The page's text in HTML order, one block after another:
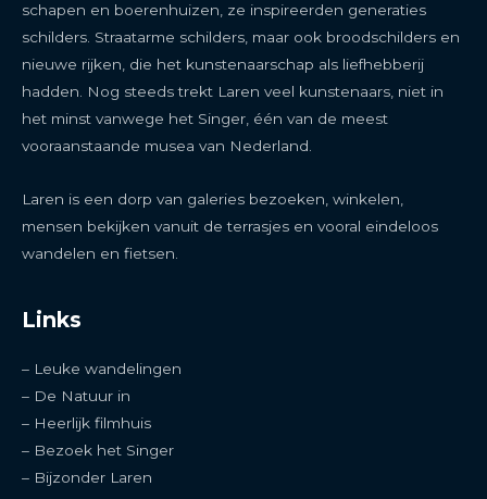
schapen en boerenhuizen, ze inspireerden generaties
schilders. Straatarme schilders, maar ook broodschilders en
nieuwe rijken, die het kunstenaarschap als liefhebberij
hadden. Nog steeds trekt Laren veel kunstenaars, niet in
het minst vanwege het Singer, één van de meest
vooraanstaande musea van Nederland.
Laren is een dorp van galeries bezoeken, winkelen,
mensen bekijken vanuit de terrasjes en vooral eindeloos
wandelen en fietsen.
Links
– Leuke wandelingen
– De Natuur in
– Heerlijk filmhuis
– Bezoek het Singer
– Bijzonder Laren